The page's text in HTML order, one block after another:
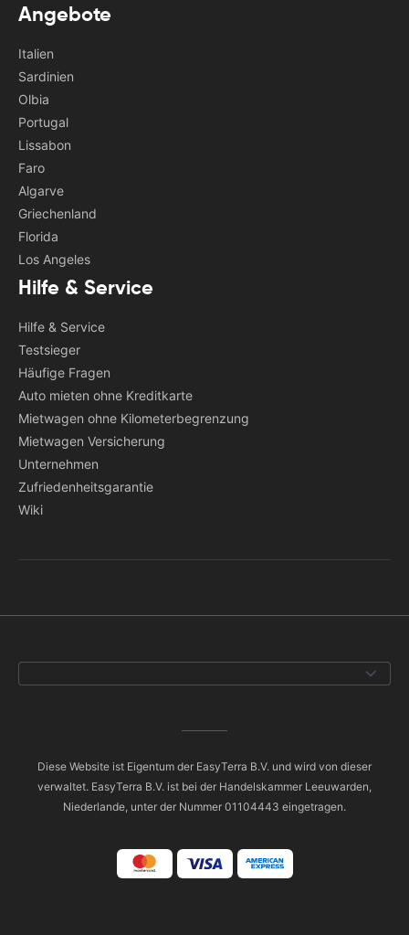
Angebote
Italien
Sardinien
Olbia
Portugal
Lissabon
Faro
Algarve
Griechenland
Florida
Los Angeles
Hilfe & Service
Hilfe & Service
Testsieger
Häufige Fragen
Auto mieten ohne Kreditkarte
Mietwagen ohne Kilometerbegrenzung
Mietwagen Versicherung
Unternehmen
Zufriedenheitsgarantie
Wiki
Diese Website ist Eigentum der EasyTerra B.V. und wird von dieser
verwaltet. EasyTerra B.V. ist bei der Handelskammer Leeuwarden,
Niederlande, unter der Nummer 01104443 eingetragen.